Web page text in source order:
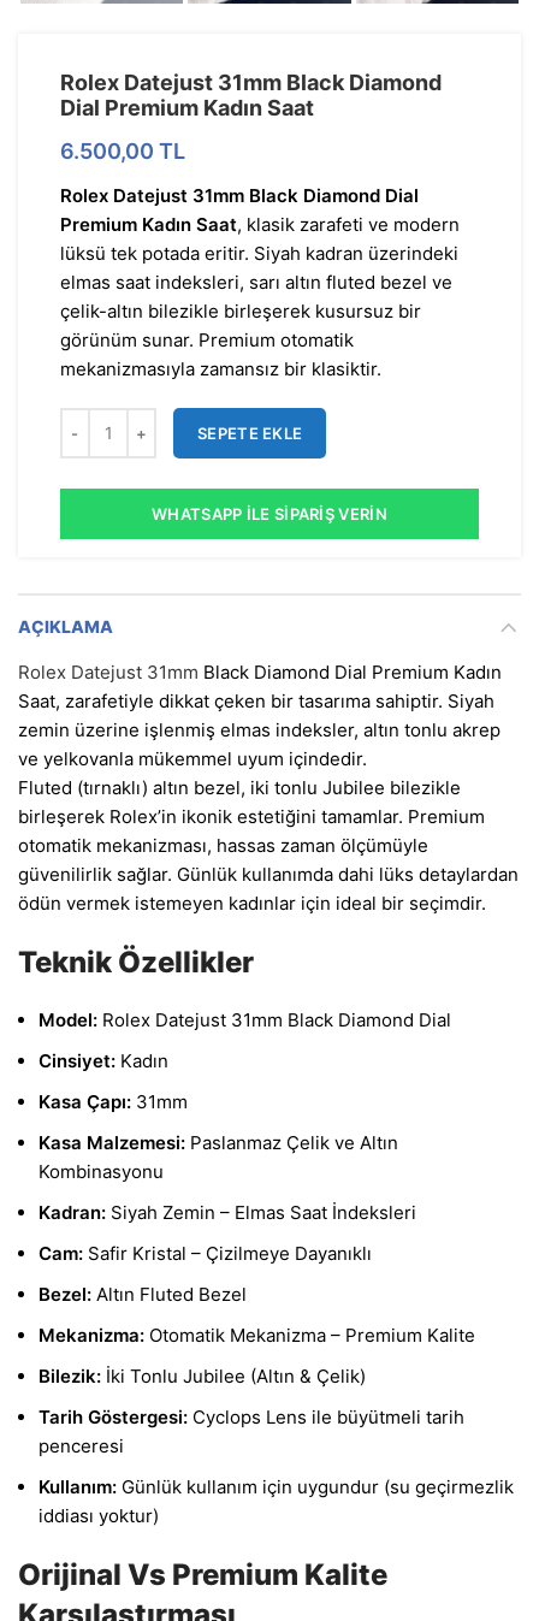
Rolex Datejust 31mm Black Diamond
Dial Premium Kadın Saat
6.500,00 TL
Rolex Datejust 31mm Black Diamond Dial
Premium Kadın Saat, klasik zarafeti ve modern
lüksü tek potada eritir. Siyah kadran üzerindeki
elmas saat indeksleri, sarı altın fluted bezel ve
çelik-altın bilezikle birleşerek kusursuz bir
görünüm sunar. Premium otomatik
mekanizmasıyla zamansız bir klasiktir.
SEPETE EKLE
WHATSAPP İLE SIPARIŞ VERIN
AÇIKLAMA
Rolex Datejust 31mm Black Diamond Dial Premium Kadın
Saat, zarafetiyle dikkat çeken bir tasarıma sahiptir. Siyah
zemin üzerine işlenmiş elmas indeksler, altın tonlu akrep
ve yelkovanla mükemmel uyum içindedir.
Fluted (tırnaklı) altın bezel, iki tonlu Jubilee bilezikle
birleşerek Rolex’in ikonik estetiğini tamamlar. Premium
otomatik mekanizması, hassas zaman ölçümüyle
güvenilirlik sağlar. Günlük kullanımda dahi lüks detaylardan
ödün vermek istemeyen kadınlar için ideal bir seçimdir.
Teknik Özellikler
Model: Rolex Datejust 31mm Black Diamond Dial
Cinsiyet: Kadın
Kasa Çapı: 31mm
Kasa Malzemesi: Paslanmaz Çelik ve Altın
Kombinasyonu
Kadran: Siyah Zemin – Elmas Saat İndeksleri
Cam: Safir Kristal – Çizilmeye Dayanıklı
Bezel: Altın Fluted Bezel
Mekanizma: Otomatik Mekanizma – Premium Kalite
Bilezik: İki Tonlu Jubilee (Altın & Çelik)
Tarih Göstergesi: Cyclops Lens ile büyütmeli tarih
penceresi
Kullanım: Günlük kullanım için uygundur (su geçirmezlik
iddiası yoktur)
Orijinal Vs Premium Kalite
Karşılaştırması